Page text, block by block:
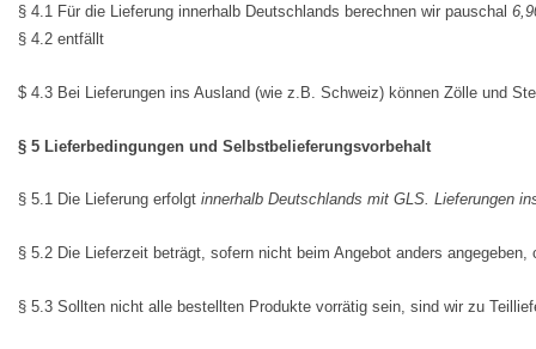
§ 4.1 Für die Lieferung innerhalb Deutschlands berechnen wir pauschal
§ 4.2 entfällt
$ 4.3 Bei Lieferungen ins Ausland (wie z.B. Schweiz) können Zölle und
§ 5 Lieferbedingungen und Selbstbelieferungsvorbehalt
§ 5.1 Die Lieferung erfolgt innerhalb Deutschlands mit GLS. Lieferungen
§ 5.2 Die Lieferzeit beträgt, sofern nicht beim Angebot anders
§ 5.3 Sollten nicht alle bestellten Produkte vorrätig sein, sind wir zu